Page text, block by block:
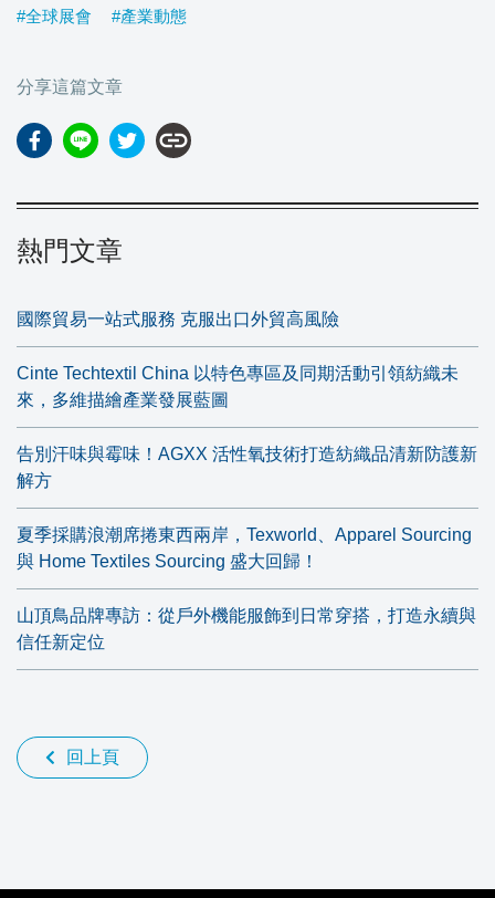
#全球展會 #產業動態
分享這篇文章
link
熱門文章
國際貿易一站式服務 克服出口外貿高風險
Cinte Techtextil China 以特色專區及同期活動引領紡織未
來，多維描繪產業發展藍圖
告別汗味與霉味！AGXX 活性氧技術打造紡織品清新防護新
解方
夏季採購浪潮席捲東西兩岸，Texworld、Apparel Sourcing
與 Home Textiles Sourcing 盛大回歸！
山頂鳥品牌專訪：從戶外機能服飾到日常穿搭，打造永續與
信任新定位
回上頁